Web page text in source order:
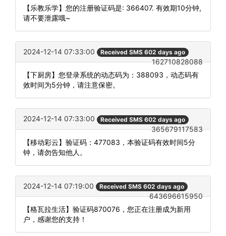
【乐教乐学】您的注册验证码是: 366407. 有效期10分钟,
请不要泄露哦~
2024-12-14 07:33:00 Received SMS 602 days ago
162710828088
【下厨房】您登录系统的动态码为：388093，动态码有
效时间为5分钟，请注意保密。
2024-12-14 07:33:00 Received SMS 602 days ago
365679117583
【移动彩云】验证码：477083，本验证码有效时间5分
钟，请勿告知他人。
2024-12-14 07:19:00 Received SMS 602 days ago
643696615950
【格瓦拉生活】验证码870076，您正在注册成为新用
户，感谢您的支持！